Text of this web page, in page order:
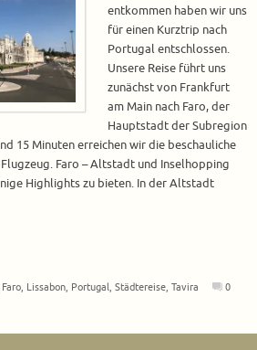
entkommen haben wir uns
für einen Kurztrip nach
Portugal entschlossen.
Unsere Reise führt uns
zunächst von Frankfurt
am Main nach Faro, der
Hauptstadt der Subregion
15 Minuten erreichen wir die beschauliche
Faro – Altstadt und Inselhopping
Highlights zu bieten. In der Altstadt
Faro, Lissabon, Portugal,Städtereise,Tavira 0